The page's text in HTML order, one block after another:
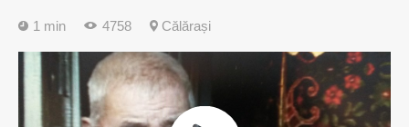
1 min 4758 Călărași